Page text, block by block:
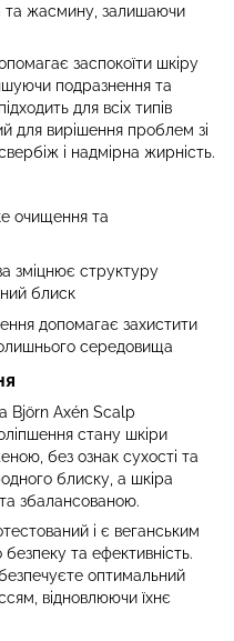
та жасмину, залишаючи
заспокоїти шкіру
подразнення та
для всіх типів
для вирішення проблем зі
і надмірна жирність.
очищення та
зміцнює структуру
блиск
допомагає захистити
середовища
Björn Axén Scalp
стану шкіри
без ознак сухості та
блиску, а шкіра
збалансованою.
і є веганським
та ефективність.
оптимальний
відновлюючи їхнє